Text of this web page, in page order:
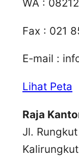
WA :
Fax : 021
E-mail :
Lihat Peta
Raja
Jl.